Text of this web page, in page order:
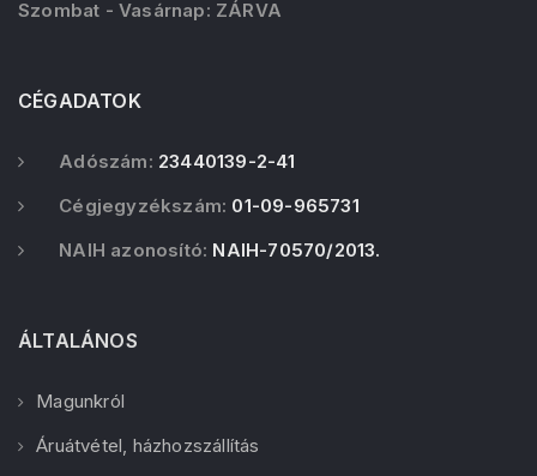
Szombat - Vasárnap: ZÁRVA
CÉGADATOK
Adószám: 23440139-2-41
Cégjegyzékszám: 01-09-965731
NAIH azonosító: NAIH-70570/2013.
ÁLTALÁNOS
Magunkról
Áruátvétel, házhozszállítás